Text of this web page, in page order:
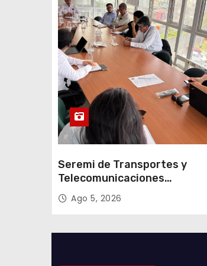
t
r
a
d
a
s
Seremi de Transportes y
Telecomunicaciones
encabezó primera mesa de
coordinación para el retiro de
Ago 5, 2026